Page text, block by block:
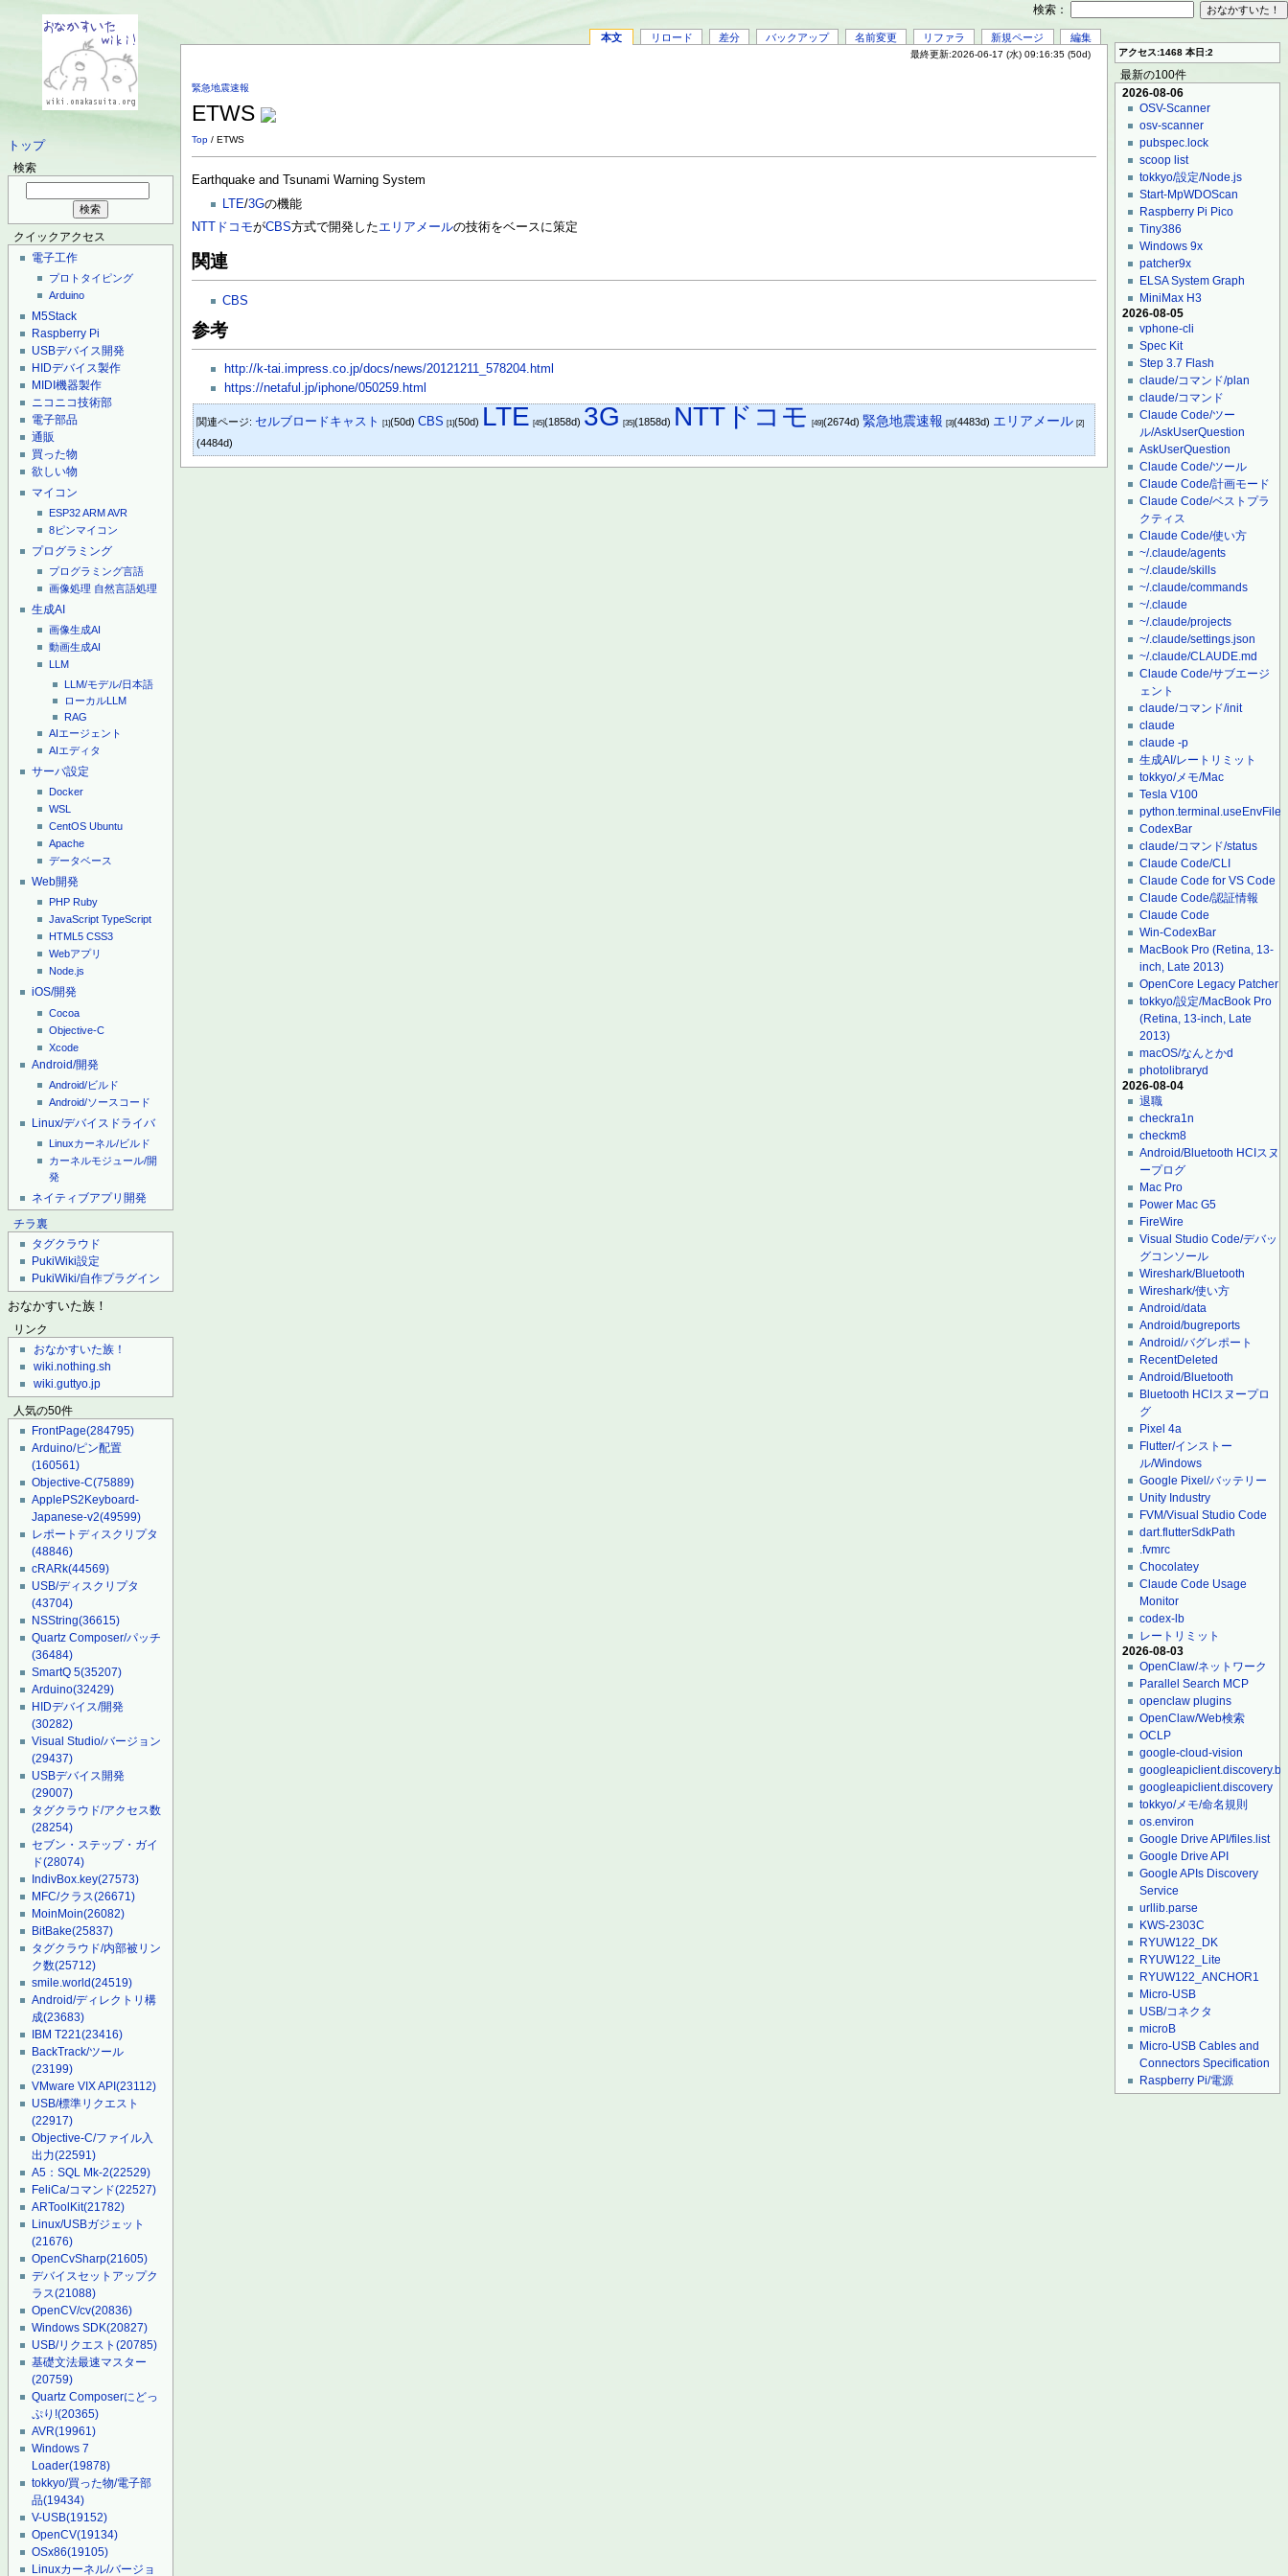
トップ
検索
クイックアクセス
電子工作
プロトタイピング
Arduino
M5Stack
Raspberry Pi
USBデバイス開発
HIDデバイス製作
MIDI機器製作
ニコニコ技術部
電子部品
通販
買った物
欲しい物
マイコン
ESP32ARMAVR
8ピンマイコン
プログラミング
プログラミング言語
画像処理 自然言語処理
生成AI
画像生成AI
動画生成AI
LLM
LLM/モデル/日本語
ローカルLLM
RAG
AIエージェント
AIエディタ
サーバ設定
Docker
WSL
CentOS Ubuntu
Apache
データベース
Web開発
PHP Ruby
JavaScript TypeScript
HTML5 CSS3
Webアプリ
Node.js
iOS/開発
Cocoa
Objective-C
Xcode
Android/開発
Android/ビルド
Android/ソースコード
Linux/デバイスドライバ
Linuxカーネル/ビルド
カーネルモジュール/開
発
ネイティブアプリ開発
チラ裏
タグクラウド
PukiWiki設定
PukiWiki/自作プラグイン
おなかすいた族！
リンク
おなかすいた族！
wiki.nothing.sh
wiki.guttyo.jp
人気の50件
FrontPage(284795)
Arduino/ピン配置
(160561)
Objective-C(75889)
ApplePS2Keyboard-
Japanese-v2(49599)
レポートディスクリプタ
(48846)
cRARk(44569)
USB/ディスクリプタ
(43704)
NSString(36615)
Quartz Composer/パッチ
(36484)
SmartQ 5(35207)
Arduino(32429)
HIDデバイス/開発
(30282)
Visual Studio/バージョン
(29437)
USBデバイス開発
(29007)
タグクラウド/アクセス数
(28254)
セブン・ステップ・ガイ
ド(28074)
IndivBox.key(27573)
MFC/クラス(26671)
MoinMoin(26082)
BitBake(25837)
タグクラウド/内部被リン
ク数(25712)
smile.world(24519)
Android/ディレクトリ構
成(23683)
IBM T221(23416)
BackTrack/ツール
(23199)
VMware VIX API(23112)
USB/標準リクエスト
(22917)
Objective-C/ファイル入
出力(22591)
A5：SQL Mk-2(22529)
FeliCa/コマンド(22527)
ARToolKit(21782)
Linux/USBガジェット
(21676)
OpenCvSharp(21605)
デバイスセットアップク
ラス(21088)
OpenCV/cv(20836)
Windows SDK(20827)
USB/リクエスト(20785)
基礎文法最速マスター
(20759)
Quartz Composerにどっ
ぷり!(20365)
AVR(19961)
Windows 7
Loader(19878)
tokkyo/買った物/電子部
品(19434)
V-USB(19152)
OpenCV(19134)
OSx86(19105)
Linuxカーネル/バージョ
本文 リロード 差分 バックアップ 名前変更 リファラ 新規ページ 編集
最終更新:2026-06-17 (水) 09:16:35 (50d)
緊急地震速報
ETWS
Top / ETWS
Earthquake and Tsunami Warning System
LTE/3Gの機能
NTTドコモがCBS方式で開発したエリアメールの技術をベースに策定
関連
CBS
参考
http://k-tai.impress.co.jp/docs/news/20121211_578204.html
https://netaful.jp/iphone/050259.html
関連ページ: セルブロードキャスト [1](50d)CBS [1](50d) LTE [45](1858d) 3G [35](1858d) NTTドコモ [49](2674d)緊急地震速報 [3](4483d) エリアメール [2]
(4484d)
アクセス:1468 本日:2
最新の100件
2026-08-06
OSV-Scanner
osv-scanner
pubspec.lock
scoop list
tokkyo/設定/Node.js
Start-MpWDOScan
Raspberry Pi Pico
Tiny386
Windows 9x
patcher9x
ELSA System Graph
MiniMax H3
2026-08-05
vphone-cli
Spec Kit
Step 3.7 Flash
claude/コマンド/plan
claude/コマンド
Claude Code/ツー
ル/AskUserQuestion
AskUserQuestion
Claude Code/ツール
Claude Code/計画モード
Claude Code/ベストプラ
クティス
Claude Code/使い方
~/.claude/agents
~/.claude/skills
~/.claude/commands
~/.claude
~/.claude/projects
~/.claude/settings.json
~/.claude/CLAUDE.md
Claude Code/サブエージ
ェント
claude/コマンド/init
claude
claude -p
生成AI/レートリミット
tokkyo/メモ/Mac
Tesla V100
python.terminal.useEnvFile
CodexBar
claude/コマンド/status
Claude Code/CLI
Claude Code for VS Code
Claude Code/認証情報
Claude Code
Win-CodexBar
MacBook Pro (Retina, 13-
inch, Late 2013)
OpenCore Legacy Patcher
tokkyo/設定/MacBook Pro
(Retina, 13-inch, Late
2013)
macOS/なんとかd
photolibraryd
2026-08-04
退職
checkra1n
checkm8
Android/Bluetooth HCIスヌ
ープログ
Mac Pro
Power Mac G5
FireWire
Visual Studio Code/デバッ
グコンソール
Wireshark/Bluetooth
Wireshark/使い方
Android/data
Android/bugreports
Android/バグレポート
RecentDeleted
Android/Bluetooth
Bluetooth HCIスヌープロ
グ
Pixel 4a
Flutter/インストー
ル/Windows
Google Pixel/バッテリー
Unity Industry
FVM/Visual Studio Code
dart.flutterSdkPath
.fvmrc
Chocolatey
Claude Code Usage
Monitor
codex-lb
レートリミット
2026-08-03
OpenClaw/ネットワーク
Parallel Search MCP
openclaw plugins
OpenClaw/Web検索
OCLP
google-cloud-vision
googleapiclient.discovery
tokkyo/メモ/命名規則
os.environ
Google Drive API/files.list
Google Drive API
Google APIs Discovery
Service
urllib.parse
KWS-2303C
RYUW122_DK
RYUW122_Lite
RYUW122_ANCHOR1
Micro-USB
USB/コネクタ
microB
Micro-USB Cables and
Connectors Specification
Raspberry Pi/電源
検索：